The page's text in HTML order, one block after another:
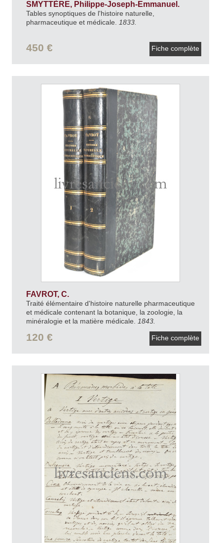
SMYTTÈRE, Philippe-Joseph-Emmanuel.
Tables synoptiques de l'histoire naturelle,
pharmaceutique et médicale.
1833.
450 € Fiche complète
FAVROT, C.
Traité élémentaire d'histoire naturelle pharmaceutique
et médicale contenant la botanique, la zoologie, la
minéralogie et la matière médicale.
1843.
120 € Fiche complète